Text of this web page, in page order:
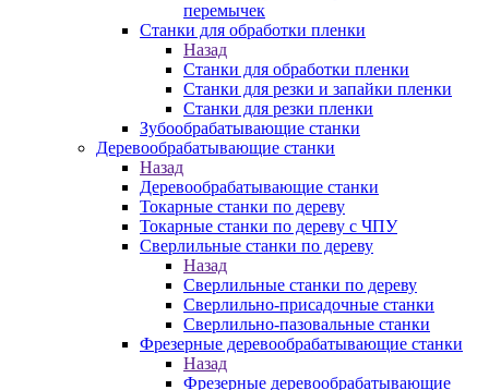
перемычек
Станки для обработки пленки
Назад
Станки для обработки пленки
Станки для резки и запайки пленки
Станки для резки пленки
Зубообрабатывающие станки
Деревообрабатывающие станки
Назад
Деревообрабатывающие станки
Токарные станки по дереву
Токарные станки по дереву с ЧПУ
Сверлильные станки по дереву
Назад
Сверлильные станки по дереву
Сверлильно-присадочные станки
Сверлильно-пазовальные станки
Фрезерные деревообрабатывающие станки
Назад
Фрезерные деревообрабатывающие